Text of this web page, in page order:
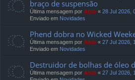
braço de suspensão
Última mensagem por Abib « 28 Jul 2026,
Enviado em Novidades
Phend dobra no Wicked
Última mensagem por Abib « 27 Jul 2026,
Enviado em Novidades
Destruidor de bolhas de óleo
Última mensagem por Abib « 27 Jul 2026,